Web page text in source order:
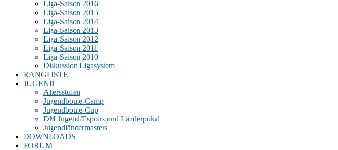
Liga-Saison 2016
Liga-Saison 2015
Liga-Saison 2014
Liga-Saison 2013
Liga-Saison 2012
Liga-Saison 2011
Liga-Saison 2010
Diskussion Ligasystem
RANGLISTE
JUGEND
Altersstufen
Jugendboule-Camp
Jugendboule-Cup
DM Jugend/Espoirs und Länderpokal
Jugendländermasters
DOWNLOADS
FORUM